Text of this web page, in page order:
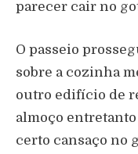
parecer cair no
O passeio
sobre a cozinha
outro edifício de
almoço
certo cansaço no